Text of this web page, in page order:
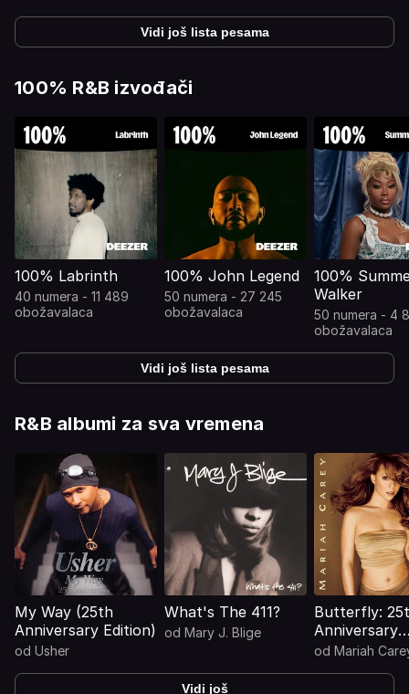
Vidi još lista pesama
100% R&B izvođači
100% Labrinth
40 numera - 11 489
obožavalaca
100% John Legend
50 numera - 27 245
obožavalaca
100%
Walker
50 numera - 4
obožavalaca
Vidi još lista pesama
R&B albumi za sva vremena
My Way (25th
Anniversary Edition)
od Usher
What's The 411?
od Mary J. Blige
Butterfly:
Anniversary
Expanded
od Mariah
Vidi još